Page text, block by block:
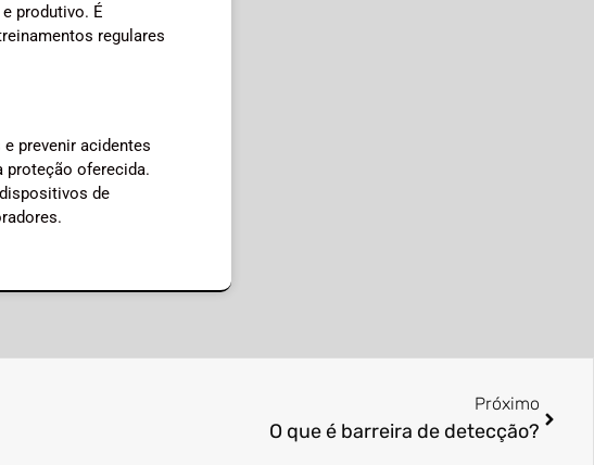
produtivo. É
regulares
prevenir acidentes
proteção oferecida.
de
Próximo
O que é barreira de detecção?